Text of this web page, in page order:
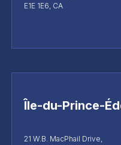
E1E 1E6, CA
Île-du-Prince-
21 W.B. MacPhail Drive,